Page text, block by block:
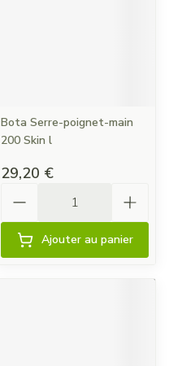
Bota Serre-poignet-main
200 Skin l
29,20 €
Ajouter au panier